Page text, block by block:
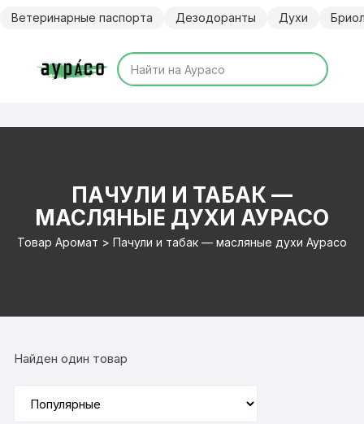
Ветеринарные паспорта Дезодоранты Духи
ПАЧУЛИ И ТАБАК —
МАСЛЯНЫЕ ДУХИ АУРАСО
Товар Аромат > Пачули и табак — масляные духи Аурасо
Найден один товар